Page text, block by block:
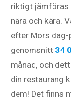
riktigt jämföras
nära och kära.
efter Mors dag-
genomsnitt 34
månad, och
din restaurang
dem! Det finns